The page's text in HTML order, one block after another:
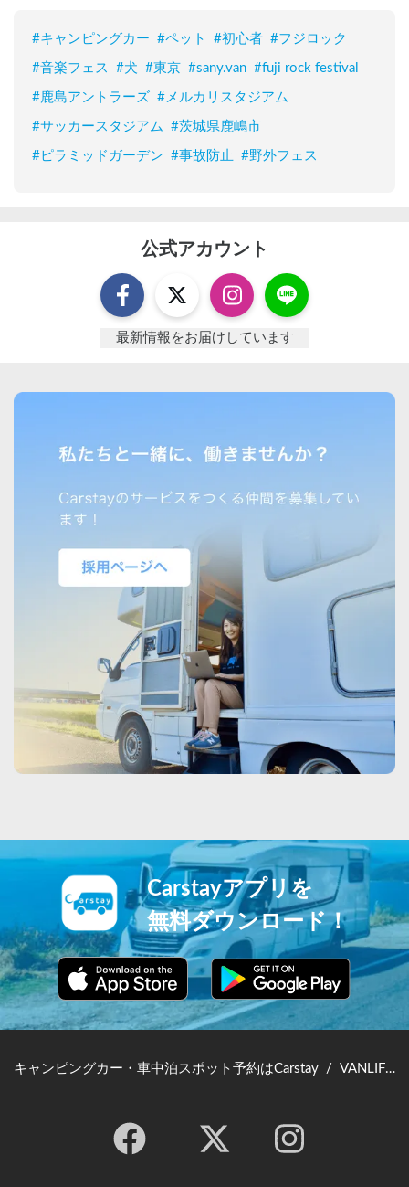
#キャンピングカー #ペット #初心者 #フジロック
#音楽フェス #犬 #東京 #sany.van #fuji rock festival
#鹿島アントラーズ # メルカリスタジアム
#サッカースタジアム #茨城県鹿嶋市
#ピラミッドガーデン #事故防止 #野外フェス
公式アカウント
最新情報をお届けしています
Carstayアプリを
無料ダウンロード！
キャンピングカー・車中泊スポット予約はCarstay / VANLIFE JAPAN TOP